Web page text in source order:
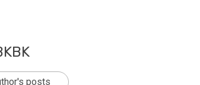
posts